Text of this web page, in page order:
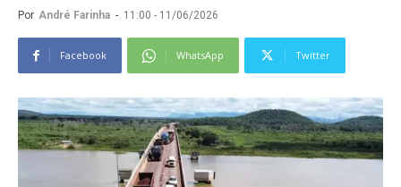
Por André Farinha - 11:00 - 11/06/2026
Facebook WhatsApp Twitter